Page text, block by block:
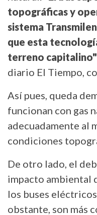
topográficas y
sistema
que esta
terreno capitalino"
diario El Tiempo,
Así pues, queda
funcionan con gas
adecuadamente al
condiciones
De otro lado, el
impacto ambiental
los buses
obstante, son más